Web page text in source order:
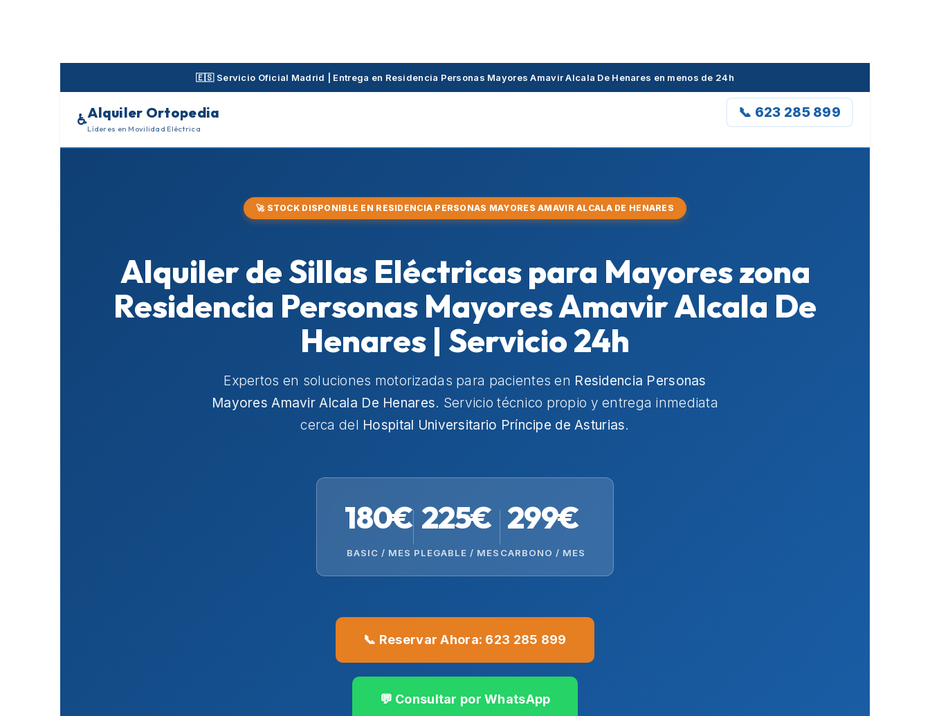
🇪🇸 Servicio Oficial Madrid | Entrega en Residencia Personas Mayores Amavir Alcala De Henares en menos de 24h
♿Alquiler Ortopedia
Líderes en Movilidad Eléctrica
📞 623 285 899
🚀 STOCK DISPONIBLE EN RESIDENCIA PERSONAS MAYORES AMAVIR ALCALA DE HENARES
Alquiler de Sillas Eléctricas para Mayores zona
Residencia Personas Mayores Amavir Alcala De
Henares | Servicio 24h
Expertos en soluciones motorizadas para pacientes en Residencia Personas
Mayores Amavir Alcala De Henares. Servicio técnico propio y entrega inmediata
cerca del Hospital Universitario Príncipe de Asturias.
180€
BASIC / MES
225€
PLEGABLE / MES
299€
CARBONO / MES
📞 Reservar Ahora: 623 285 899
💬 Consultar por WhatsApp